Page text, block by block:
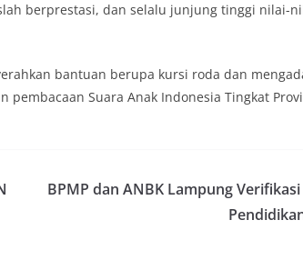
berprestasi, dan selalu junjung tinggi nilai-
bantuan berupa kursi roda dan
Suara Anak Indonesia Tingkat
BPMP dan ANBK Lampung